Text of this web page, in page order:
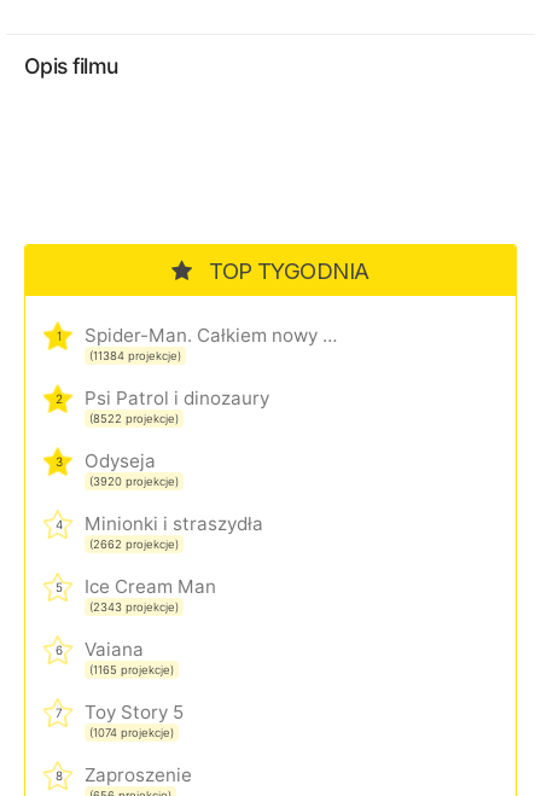
Opis filmu
TOP TYGODNIA
1 Spider-Man. Całkiem nowy dzień
(11384 projekcje)
2 Psi Patrol i dinozaury
(8522 projekcje)
3 Odyseja
(3920 projekcje)
4 Minionki i straszydła
(2662 projekcje)
5 Ice Cream Man
(2343 projekcje)
6 Vaiana
(1165 projekcje)
7 Toy Story 5
(1074 projekcje)
8 Zaproszenie